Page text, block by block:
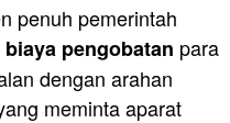
penuh pemerintah
pengobatan para
dengan arahan
meminta aparat